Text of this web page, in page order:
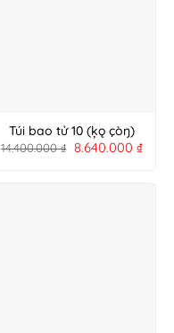
Túi bao tử 10 (ķǫ çòŋ)
14.400.000₫ 8.640.000 ₫